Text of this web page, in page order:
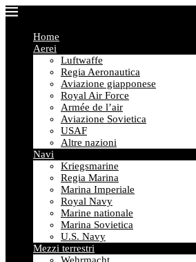
Home
Aerei
Luftwaffe
Regia Aeronautica
Aviazione giapponese
Royal Air Force
Armée de l’air
Aviazione Sovietica
USAF
Altre nazioni
Navi
Kriegsmarine
Regia Marina
Marina Imperiale
Royal Navy
Marine nationale
Marina Sovietica
U.S. Navy
Mezzi terrestri